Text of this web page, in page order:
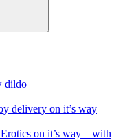
dildo
delivery on it’s way
on it’s way – with